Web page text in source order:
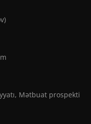
Mətbuat prospekti